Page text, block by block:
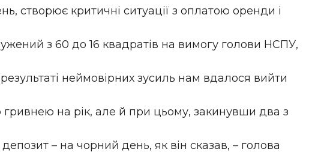
створює критичні ситуації з оплатою оренди і
з 60 до 16 квадратів на вимогу голови НСПУ,
неймовірних зусиль нам вдалося вийти
на рік, але й при цьому, закинувши два з
– на чорний день, як він сказав, – голова